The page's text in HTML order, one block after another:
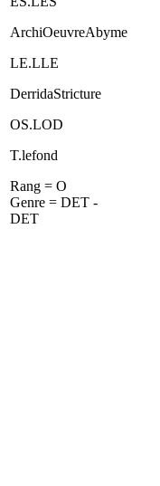
ArchiOeuvreAbyme
LE.LLE
DerridaStricture
OS.LOD
T.lefond
Rang = O
Genre = DET -
DET